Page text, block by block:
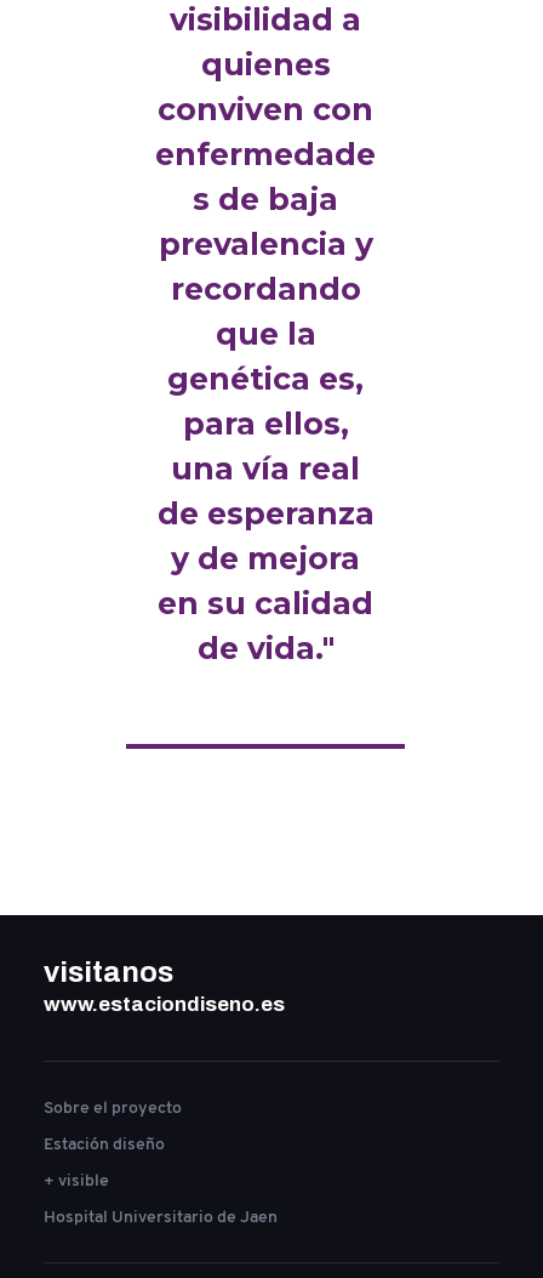
visibilidad a
quienes
conviven con
enfermedade
s de baja
prevalencia y
recordando
que la
genética es,
para ellos,
una vía real
de esperanza
y de mejora
en su calidad
de vida."
visitanos
www.estaciondiseno.es
Sobre el proyecto
Estación diseño
+ visible
Hospital Universitario de Jaen